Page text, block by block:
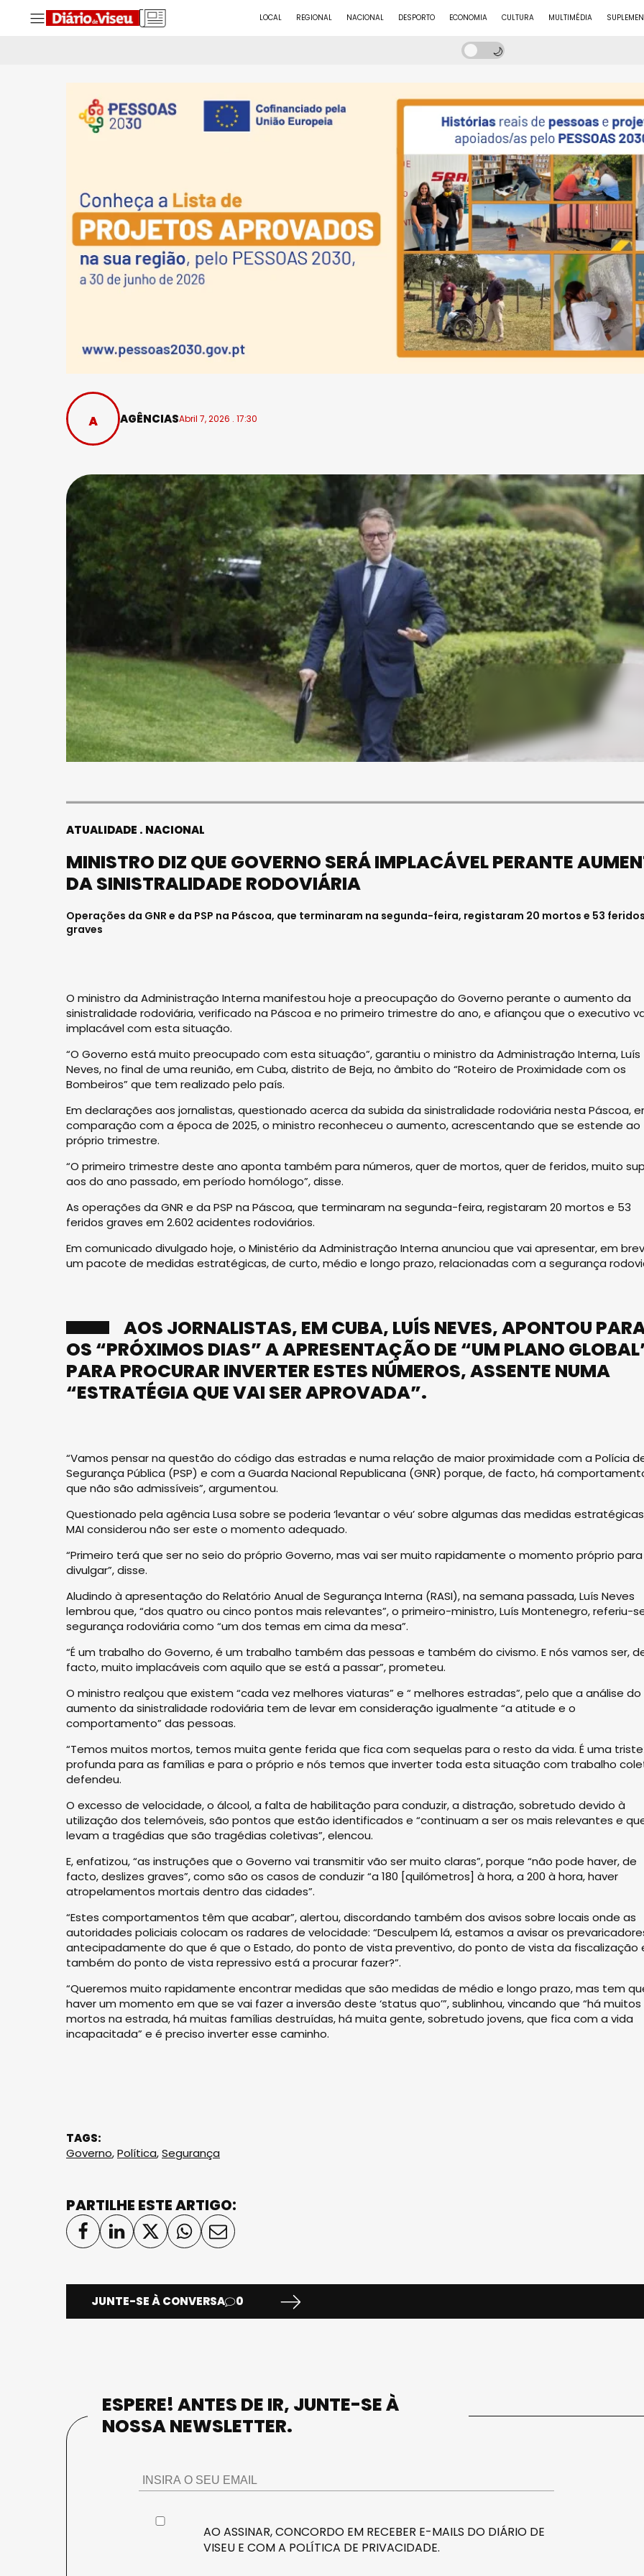
LOCAL REGIONAL NACIONAL DESPORTO ECONOMIA CULTURA MULTIMÉDIA
AGÊNCIASAbril 7, 2026 . 17:30
ATUALIDADE NACIONAL
MINISTRO DIZ QUE GOVERNO SERÁ IMPLACÁVEL PERANTE
DA SINISTRALIDADE RODOVIÁRIA
Operações da GNR e da PSP na Páscoa, que terminaram na segunda-feira, registaram 20 mortos e 53 feridos
graves
O ministro da Administração Interna manifestou hoje a preocupação do Governo perante o aumento da
sinistralidade rodoviária, verificado na Páscoa e no primeiro trimestre do ano, e afiançou que o executivo
implacável com esta situação.
“O Governo está muito preocupado com esta situação”, garantiu o ministro da Administração Interna, Luís
Neves, no final de uma reunião, em Cuba, distrito de Beja, no âmbito do “Roteiro de Proximidade com os
Bombeiros” que tem realizado pelo país.
Em declarações aos jornalistas, questionado acerca da subida da sinistralidade rodoviária nesta Páscoa,
comparação com a época de 2025, o ministro reconheceu o aumento, acrescentando que se estende ao
próprio trimestre.
“O primeiro trimestre deste ano aponta também para números, quer de mortos, quer de feridos, muito
aos do ano passado, em período homólogo”, disse.
As operações da GNR e da PSP na Páscoa, que terminaram na segunda-feira, registaram 20 mortos e 53
feridos graves em 2.602 acidentes rodoviários.
Em comunicado divulgado hoje, o Ministério da Administração Interna anunciou que vai apresentar, em
um pacote de medidas estratégicas, de curto, médio e longo prazo, relacionadas com a segurança
AOS JORNALISTAS, EM CUBA, LUÍS NEVES, APONTOU
OS “PRÓXIMOS DIAS” A APRESENTAÇÃO DE “UM PLANO
PARA PROCURAR INVERTER ESTES NÚMEROS, ASSENTE NUMA
“ESTRATÉGIA QUE VAI SER APROVADA”.
“Vamos pensar na questão do código das estradas e numa relação de maior proximidade com a Polícia
Segurança Pública (PSP) e com a Guarda Nacional Republicana (GNR) porque, de facto, há
que não são admissíveis”, argumentou.
Questionado pela agência Lusa sobre se poderia ‘levantar o véu’ sobre algumas das medidas
MAI considerou não ser este o momento adequado.
“Primeiro terá que ser no seio do próprio Governo, mas vai ser muito rapidamente o momento próprio
divulgar”, disse.
Aludindo à apresentação do Relatório Anual de Segurança Interna (RASI), na semana passada, Luís Neves
lembrou que, “dos quatro ou cinco pontos mais relevantes”, o primeiro-ministro, Luís Montenegro, referiu-
segurança rodoviária como “um dos temas em cima da mesa”.
“É um trabalho do Governo, é um trabalho também das pessoas e também do civismo. E nós vamos ser,
facto, muito implacáveis com aquilo que se está a passar”, prometeu.
O ministro realçou que existem “cada vez melhores viaturas” e “ melhores estradas”, pelo que a análise do
aumento da sinistralidade rodoviária tem de levar em consideração igualmente “a atitude e o
comportamento” das pessoas.
“Temos muitos mortos, temos muita gente ferida que fica com sequelas para o resto da vida. É uma
profunda para as famílias e para o próprio e nós temos que inverter toda esta situação com trabalho
defendeu.
O excesso de velocidade, o álcool, a falta de habilitação para conduzir, a distração, sobretudo devido à
utilização dos telemóveis, são pontos que estão identificados e “continuam a ser os mais relevantes e
levam a tragédias que são tragédias coletivas”, elencou.
E, enfatizou, “as instruções que o Governo vai transmitir vão ser muito claras”, porque “não pode haver, de
facto, deslizes graves”, como são os casos de conduzir “a 180 [quilómetros] à hora, a 200 à hora, haver
atropelamentos mortais dentro das cidades”.
“Estes comportamentos têm que acabar”, alertou, discordando também dos avisos sobre locais onde as
autoridades policiais colocam os radares de velocidade: “Desculpem lá, estamos a avisar os
antecipadamente do que é que o Estado, do ponto de vista preventivo, do ponto de vista da fiscalização
também do ponto de vista repressivo está a procurar fazer?”.
“Queremos muito rapidamente encontrar medidas que são medidas de médio e longo prazo, mas tem
haver um momento em que se vai fazer a inversão deste ‘status quo’”, sublinhou, vincando que “há muitos
mortos na estrada, há muitas famílias destruídas, há muita gente, sobretudo jovens, que fica com a vida
incapacitada” e é preciso inverter esse caminho.
TAGS:
Governo,Política,Segurança
PARTILHE ESTE ARTIGO:
JUNTE-SE À CONVERSA 0
ESPERE! ANTES DE IR, JUNTE-SE À
NOSSA NEWSLETTER.
AO ASSINAR, CONCORDO EM RECEBER E-MAILS DO DIÁRIO DE
VISEU E COM A POLÍTICA DE PRIVACIDADE.
FALECEU PAULA ALMEIDA,
JOVEM ENFERMEIRA NO
HOSPITAL DE VISEU
Julho 27, 2026 . 11:00